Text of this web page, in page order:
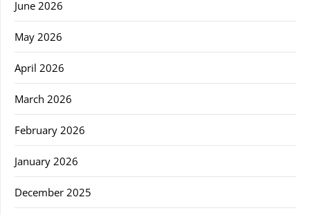
June 2026
May 2026
April 2026
March 2026
February 2026
January 2026
December 2025